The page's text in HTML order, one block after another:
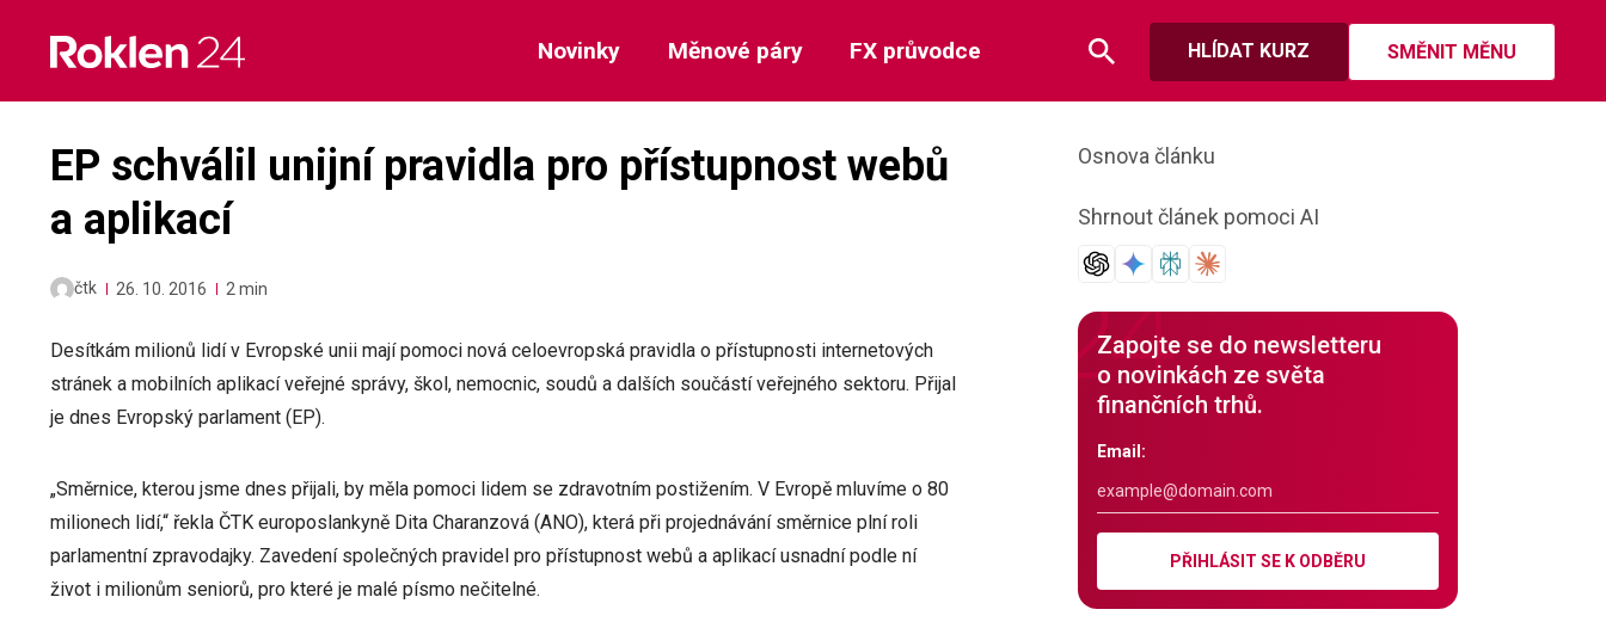
content
HLÍDAT KURZ SMĚNIT MĚNU
Novinky Měnové páry FX průvodce
EP schválil unijní pravidla pro přístupnost webů
a aplikací
čtk 26. 10. 2016 2 min
Desítkám milionů lidí v Evropské unii mají pomoci nová celoevropská pravidla o přístupnosti internetových
stránek a mobilních aplikací veřejné správy, škol, nemocnic, soudů a dalších součástí veřejného sektoru. Přijal
je dnes Evropský parlament (EP).
„Směrnice, kterou jsme dnes přijali, by měla pomoci lidem se zdravotním postižením. V Evropě mluvíme o 80
milionech lidí,“ řekla ČTK europoslankyně Dita Charanzová (ANO), která při projednávání směrnice plní roli
parlamentní zpravodajky. Zavedení společných pravidel pro přístupnost webů a aplikací usnadní podle ní
život i milionům seniorů, pro které je malé písmo nečitelné.
Osnova článku
Shrnout článek pomoci AI
Zapojte se do newsletteru
o novinkách ze světa
finančních trhů.
Email:
PŘIHLÁSIT SE K ODBĚRU